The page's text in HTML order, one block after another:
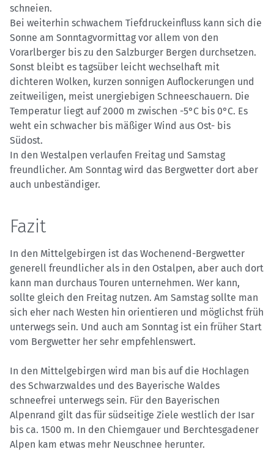
schneien.
Bei weiterhin schwachem Tiefdruckeinfluss kann sich die
Sonne am Sonntagvormittag vor allem von den
Vorarlberger bis zu den Salzburger Bergen durchsetzen.
Sonst bleibt es tagsüber leicht wechselhaft mit
dichteren Wolken, kurzen sonnigen Auflockerungen und
zeitweiligen, meist unergiebigen Schneeschauern. Die
Temperatur liegt auf 2000 m zwischen -5°C bis 0°C. Es
weht ein schwacher bis mäßiger Wind aus Ost- bis
Südost.
In den Westalpen verlaufen Freitag und Samstag
freundlicher. Am Sonntag wird das Bergwetter dort aber
auch unbeständiger.
Fazit
In den Mittelgebirgen ist das Wochenend-Bergwetter
generell freundlicher als in den Ostalpen, aber auch dort
kann man durchaus Touren unternehmen. Wer kann,
sollte gleich den Freitag nutzen. Am Samstag sollte man
sich eher nach Westen hin orientieren und möglichst früh
unterwegs sein. Und auch am Sonntag ist ein früher Start
vom Bergwetter her sehr empfehlenswert.
In den Mittelgebirgen wird man bis auf die Hochlagen
des Schwarzwaldes und des Bayerische Waldes
schneefrei unterwegs sein. Für den Bayerischen
Alpenrand gilt das für südseitige Ziele westlich der Isar
bis ca. 1500 m. In den Chiemgauer und Berchtesgadener
Alpen kam etwas mehr Neuschnee herunter.